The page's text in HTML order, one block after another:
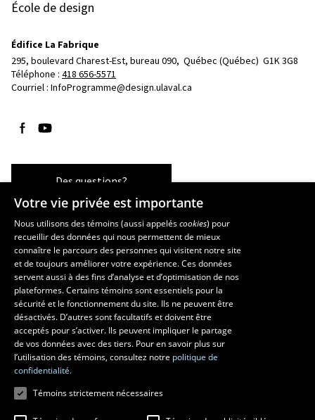
École de design
Édifice La Fabrique
295, boulevard Charest-Est, bureau 090, Québec (Québec)  G1K 3G8
Téléphone : 418 656-5571
Courriel : InfoProgramme@design.ulaval.ca
Suivez-nous sur Facebook
Suivez-nous sur YouTube
Des questions?
Les écoles et la recherche
École d’architecture
École d’art
École supérieure d’aménagement du territoire et de développement
régional
Centre de recherche en aménagement et développement
Votre vie privée est importante
Nous utilisons des témoins (aussi appeléscookies) pour
recueillir des données qui nous permettent de mieux
connaître le parcours des personnes qui visitent notre site
et de toujours améliorer votre expérience. Ces données
servent aussi à des fins d’analyse et d’optimisation de nos
plateformes. Certains témoins sont essentiels pour la
sécurité et le fonctionnement du site. Ils ne peuvent être
désactivés. D’autres sont facultatifs et doivent être
acceptés pour s’activer. Ils peuvent impliquer le partage
de vos données avec des tiers. Pour en savoir plus sur
l’utilisation des témoins, consultez notre politique de
confidentialité.
Témoins strictement nécessaires